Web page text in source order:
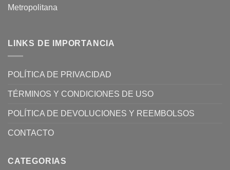
Metropolitana
LINKS DE IMPORTANCIA
POLÍTICA DE PRIVACIDAD
TÉRMINOS Y CONDICIONES DE USO
POLÍTICA DE DEVOLUCIONES Y REEMBOLSOS
CONTACTO
CATEGORIAS